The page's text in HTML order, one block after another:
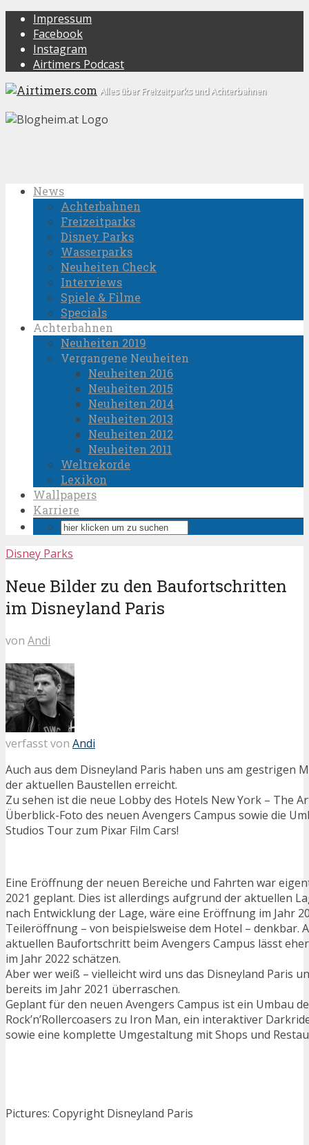
Impressum
Facebook
Instagram
Airtimers Podcast
Alles über Freizeitparks und Achterbahnen
News
Achterbahnen
Freizeitparks
Disney Parks
Wasserparks
Neuheiten Check
Interviews
Spiele & Filme
Specials
Achterbahnen
Neuheiten 2019
Vergangene Neuheiten
Neuheiten 2016
Neuheiten 2015
Neuheiten 2014
Neuheiten 2013
Neuheiten 2012
Neuheiten 2011
Weltrekorde
Lexikon
Wallpapers
Karriere
Disney Parks
Neue Bilder zu den Baufortschritten
im Disneyland Paris
von Andi
verfasst von Andi
Auch aus dem Disneyland Paris haben uns am gestrigen
der aktuellen Baustellen erreicht.
Zu sehen ist die neue Lobby des Hotels New York – The
Überblick-Foto des neuen Avengers Campus sowie die
Studios Tour zum Pixar Film Cars!
Eine Eröffnung der neuen Bereiche und Fahrten war
2021 geplant. Dies ist allerdings aufgrund der aktuellen
nach Entwicklung der Lage, wäre eine Eröffnung im Jahr
Teileröffnung – von beispielsweise dem Hotel – denkbar.
aktuellen Baufortschritt beim Avengers Campus lässt
im Jahr 2022 schätzen.
Aber wer weiß – vielleicht wird uns das Disneyland Paris
bereits im Jahr 2021 überraschen.
Geplant für den neuen Avengers Campus ist ein Umbau
Rock’n’Rollercoasers zu Iron Man, ein interaktiver
sowie eine komplette Umgestaltung mit Shops und
Pictures: Copyright Disneyland Paris